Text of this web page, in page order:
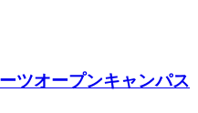
ツオープンキャンパス